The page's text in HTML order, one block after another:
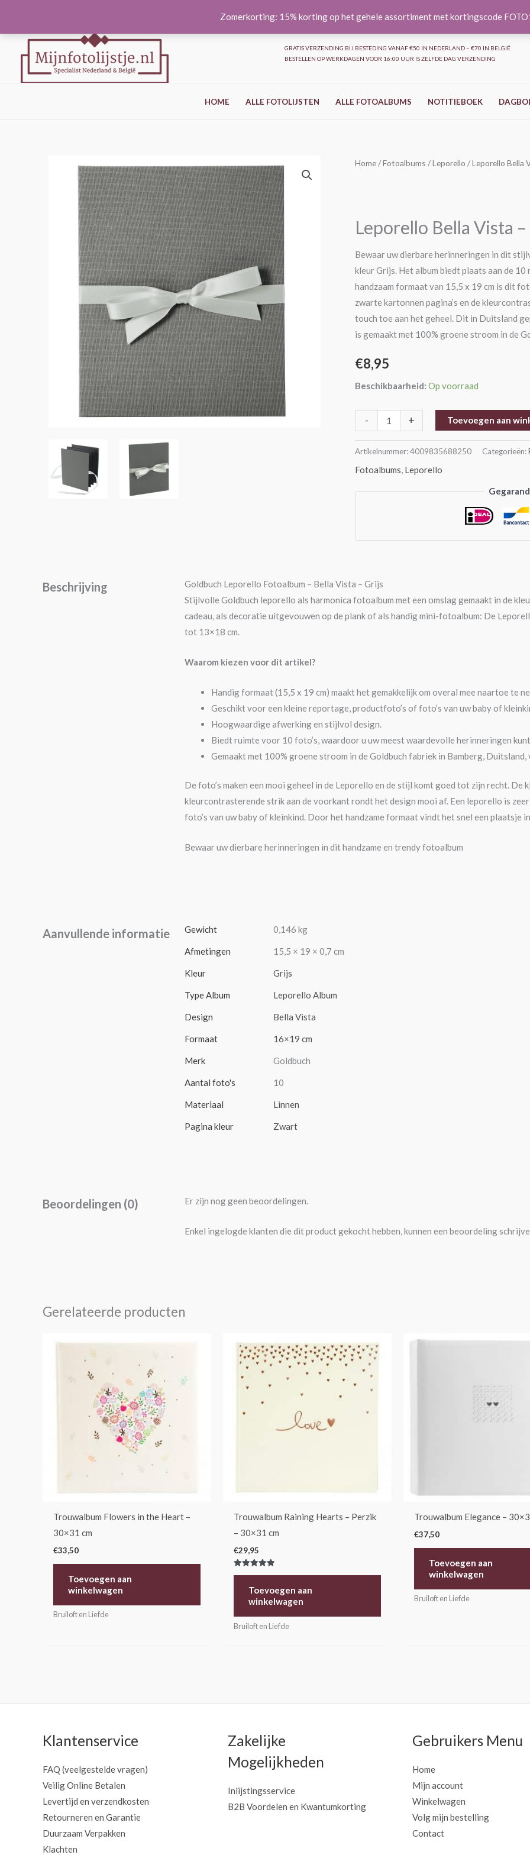
Zomerkorting: 15% korting op het gehele assortiment met kortingscode
inhoud
GRATIS VERZENDING BIJ BESTEDING VANAF €50 IN NEDERLAND – €70 IN BELGIË
BESTELLEN OP WERKDAGEN VOOR 16:00 UUR IS ZELFDE DAG VERZENDING
HOME ALLE FOTOLIJSTEN ALLE FOTOALBUMS NOTITIEBOEK
Home/Fotoalbums /Leporello / Leporello Bella
Leporello Bella Vista
Bewaar uw dierbare herinneringen in dit
kleur Grijs. Het album biedt plaats aan de
handzaam formaat van 15,5 x 19 cm is dit
zwarte kartonnen pagina’s en de
touch toe aan het geheel. Dit in Duitsland
is gemaakt met 100% groene stroom in de
€8,95
Beschikbaarheid: Op voorraad
-
Leporello
Grijs
+ Toevoegen aan
Artikelnummer:4009835688250 Categorieën:
Fotoalbums, Leporello
Beschrijving
Goldbuch Leporello Fotoalbum – Bella Vista – Grijs
Stijlvolle Goldbuch leporello als harmonica fotoalbum met een omslag gemaakt in de
cadeau, als decoratie uitgevouwen op de plank of als handig mini-fotoalbum: De
tot 13×18 cm.
Waarom kiezen voor dit artikel?
Handig formaat (15,5 x 19 cm) maakt het gemakkelijk om overal mee naartoe te
Geschikt voor een kleine reportage, productfoto’s of foto’s van uw baby of
Hoogwaardige afwerking en stijlvol design.
Biedt ruimte voor 10 foto’s, waardoor u uw meest waardevolle herinneringen
Gemaakt met 100% groene stroom in de Goldbuch fabriek in Bamberg,
De foto’s maken een mooi geheel in de Leporello en de stijl komt goed tot zijn recht. De
kleurcontrasterende strik aan de voorkant rondt het design mooi af. Een leporello is
foto’s van uw baby of kleinkind. Door het handzame formaat vindt het snel een plaatsje
Bewaar uw dierbare herinneringen in dit handzame en trendy fotoalbum
Aanvullende informatie Gewicht 0,146 kg
Afmetingen 15,5 × 19 × 0,7 cm
Kleur Grijs
Type Album Leporello Album
Design Bella Vista
Formaat 16×19 cm
Merk Goldbuch
Aantal foto's 10
Materiaal Linnen
Pagina kleur Zwart
Beoordelingen (0) Er zijn nog geen beoordelingen.
Enkel ingelogde klanten die dit product gekocht hebben, kunnen een beoordeling
Gerelateerde producten
Trouwalbum Flowers in the Heart –
30×31 cm
€33,50
Toevoegen aan
winkelwagen
Bruiloft en Liefde
Trouwalbum Raining Hearts – Perzik
– 30×31 cm
€29,95
Gewaardeerd
Toevoegen aan
winkelwagen
Bruiloft en Liefde
Trouwalbum Elegance –
€37,50
Toevoegen aan
winkelwagen
Bruiloft en Liefde
Klantenservice
FAQ (veelgestelde vragen)
Veilig Online Betalen
Levertijd en verzendkosten
Retourneren en Garantie
Duurzaam Verpakken
Klachten
Zakelijke
Mogelijkheden
Inlijstingsservice
B2B Voordelen en Kwantumkorting
Gebruikers Menu
Home
Mijn account
Winkelwagen
Volg mijn bestelling
Contact